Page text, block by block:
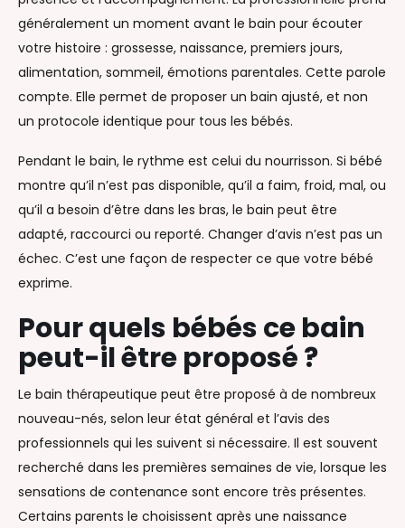
généralement un moment avant le bain pour écouter
votre histoire : grossesse, naissance, premiers jours,
alimentation, sommeil, émotions parentales. Cette parole
compte. Elle permet de proposer un bain ajusté, et non
un protocole identique pour tous les bébés.
Pendant le bain, le rythme est celui du nourrisson. Si bébé
montre qu’il n’est pas disponible, qu’il a faim, froid, mal, ou
qu’il a besoin d’être dans les bras, le bain peut être
adapté, raccourci ou reporté. Changer d’avis n’est pas un
échec. C’est une façon de respecter ce que votre bébé
exprime.
Pour quels bébés ce bain
peut-il être proposé ?
Le bain thérapeutique peut être proposé à de nombreux
nouveau-nés, selon leur état général et l’avis des
professionnels qui les suivent si nécessaire. Il est souvent
recherché dans les premières semaines de vie, lorsque les
sensations de contenance sont encore très présentes.
Certains parents le choisissent après une naissance